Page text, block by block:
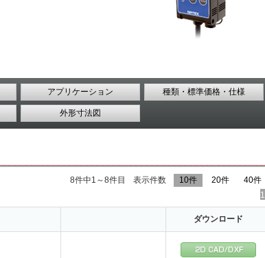
アプリケーション 種類・標準価格・仕様
外形寸法図
40件
20件
10件
表示件数
8件中1～8件目
1
ダウンロード